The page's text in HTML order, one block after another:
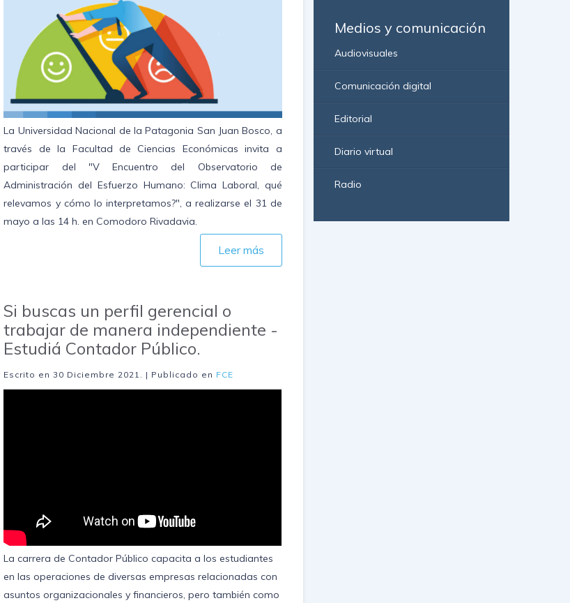
La Universidad Nacional de la Patagonia San Juan Bosco, a
través de la Facultad de Ciencias Económicas invita a
participar del "V Encuentro del Observatorio de
Administración del Esfuerzo Humano: Clima Laboral, qué
relevamos y cómo lo interpretamos?", a realizarse el 31 de
mayo a las 14 h. en Comodoro Rivadavia.
Leer más
Si buscas un perfil gerencial o
trabajar de manera independiente -
Estudiá Contador Público.
Escrito en30 Diciembre 2021 . | Publicado en FCE
La carrera de Contador Público capacita a los estudiantes
en las operaciones de diversas empresas relacionadas con
asuntos organizacionales y financieros, pero también como
Medios y comunicación
Audiovisuales
Comunicación digital
Editorial
Diario virtual
Radio